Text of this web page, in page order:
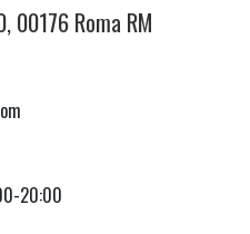
00176 Roma RM
20:00